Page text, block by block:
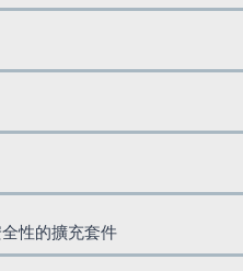
性的擴充套件